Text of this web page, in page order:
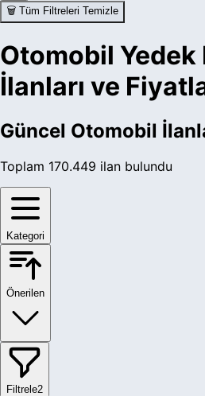
Lancia
Land Rover
Lexus
Maserati
Mazda
Mercedes-Benz
Mini
Mitsubishi
🗑️ Tüm Filtreleri Temizle
Otomobil Yedek
İlanları ve
Güncel Otomobil
Toplam 170.449 ilan bulundu
Kategori
Önerilen
Filtrele2